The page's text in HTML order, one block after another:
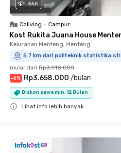
360
Coliving • Campur
Kost Rukita Juana House
Kelurahan Menteng, Menteng
5.7 km dari politeknik statistika
mulai dari Rp3.918.000
-6% Rp3.658.000 /bulan
Diskon sewa min. 12 Bulan
Lihat info lebih banyak